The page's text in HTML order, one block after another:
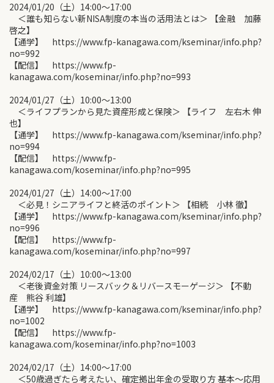
2024/01/20（土）14:00〜17:00
＜誰も知らない新NISA制度の本当の活用法とは＞ 【金融 加藤
啓之】
【通学】 https://www.fp-kanagawa.com/kseminar/info.php?
no=992
【配信】 https://www.fp-
kanagawa.com/koseminar/info.php?no=993
2024/01/27（土）10:00〜13:00
＜ライフプランから見た資産形成と保険＞ 【ライフ 左右木 伸
也】
【通学】 https://www.fp-kanagawa.com/kseminar/info.php?
no=994
【配信】 https://www.fp-
kanagawa.com/koseminar/info.php?no=995
2024/01/27（土）14:00〜17:00
＜必見！シニアライフと終活のポイント＞ 【相続 小林 徹】
【通学】 https://www.fp-kanagawa.com/kseminar/info.php?
no=996
【配信】 https://www.fp-
kanagawa.com/koseminar/info.php?no=997
2024/02/17（土）10:00〜13:00
＜老後資金対策 リースバック＆リバースモーゲージ＞ 【不動
産 熊谷 利雄】
【通学】 https://www.fp-kanagawa.com/kseminar/info.php?
no=1002
【配信】 https://www.fp-
kanagawa.com/koseminar/info.php?no=1003
2024/02/17（土）14:00〜17:00
＜50歳過ぎたら考えたい、確定拠出年金の受取り方 基本～応用